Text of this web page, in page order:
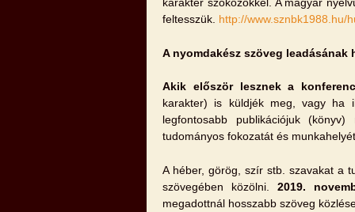
feltesszük. http://www.sznbk1988.hu/
A nyomdakész szöveg leadásának
Akik először lesznek a
karakter) is küldjék meg, vagy ha
legfontosabb publikációjuk
tudományos fokozatát és
A héber, görög, szír stb. szavakat a
szövegében közölni.2019.
megadottnál hosszabb szöveg